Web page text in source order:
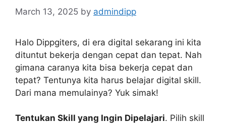
March 13, 2025 by admindipp
Halo Dippgiters, di era digital sekarang ini kita
dituntut bekerja dengan cepat dan tepat. Nah
gimana caranya kita bisa bekerja cepat dan
tepat? Tentunya kita harus belajar digital skill.
Dari mana memulainya? Yuk simak!
Tentukan Skill yang Ingin Dipelajari. Pilih skill